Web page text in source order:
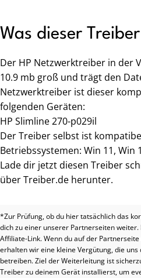
Was dieser
Der HP Netzwerktreiber in der
10.9 mb groß und trägt den
Netzwerktreiber ist dieser
folgenden Geräten:
HP Slimline 270-p029il
Der Treiber selbst ist
Betriebssystemen: Win 11, Win
Lade dir jetzt diesen Treiber
über Treiber.de herunter.
*Zur Prüfung, ob du hier tatsächlich das
dich zu einer unserer Partnerseiten
Affiliate-Link. Wenn du auf der
erhalten wir eine kleine Vergütung, die
betreiben. Ziel der Weiterleitung ist
Treiber zu deinem Gerät installierst, um